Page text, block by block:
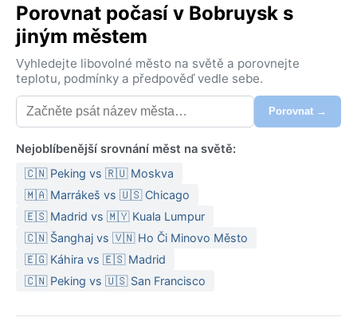
Podnebí spadá do kategorie Dfb – vlhké kontinentální
s teplým létem. Léta jsou příjemně teplá, průměrné
maxima se pohybují kolem 23 °C, ale vlhkost vzduchu
bývá vyšší a odpoledne přicházejí časté bouřky. Zimy
jsou mrazivé a sněhové, teploty běžně klesají pod –10
°C a sníh leží od prosince do března. Jaro a podzim
jsou přechodné, s proměnlivým počasím a občasnými
mlhami. Při cestování se hodí vrstvené oblečení,
nepromokavá bunda a na zimu teplý kabát, čepice a
rukavice. Roční úhrn srážek je kolem 600 mm,
rozložených poměrně rovnoměrně.
Nejvhodnější dobou pro návštěvu z hlediska počasí je
pozdní jaro a léto, od května do září, kdy je většinou
sucho a teplo. Zajímavým jevem jsou jarní povodně,
kdy Berezina po tání sněhu vystoupá z břehů.
Extrémnější projevy jako monzuny nebo hurikány se
Porovnat počasí v Bobruysk s
jiným městem
Vyhledejte libovolné město na světě a porovnejte
teplotu, podmínky a předpověď vedle sebe.
Porovnat →
Nejoblíbenější srovnání měst na světě:
🇨🇳 Peking vs 🇷🇺 Moskva
🇲🇦 Marrákeš vs 🇺🇸 Chicago
🇪🇸 Madrid vs 🇲🇾 Kuala Lumpur
🇨🇳 Šanghaj vs 🇻🇳 Ho Či Minovo Město
🇪🇬 Káhira vs 🇪🇸 Madrid
🇨🇳 Peking vs 🇺🇸 San Francisco